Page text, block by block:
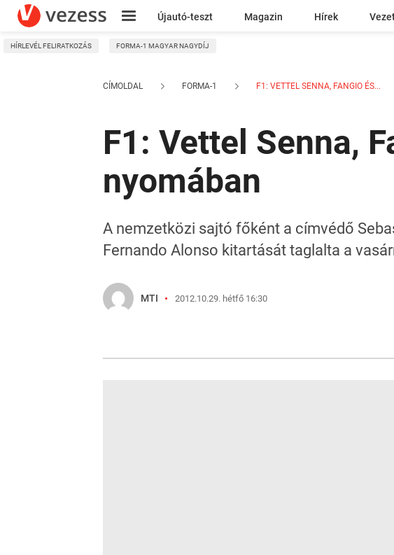
Újautó-teszt Magazin Hírek
Kresz
HÍRLEVÉL FELIRATKOZÁS FORMA-1 MAGYAR NAGYDÍJ
CÍMOLDAL FORMA-1 F1: VETTEL SENNA, FANGIO ÉS...
F1: Vettel Senna,
nyomában
A nemzetközi sajtó főként a címvédő
Fernando Alonso kitartását taglalta a
MTI 2012.10.29. hétfő 16:30